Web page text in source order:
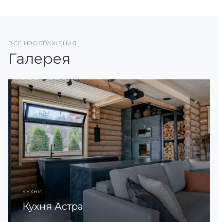
ВСЕ ИЗОБРАЖЕНИЯ
Галерея
КУХНИ
Кухня Астра